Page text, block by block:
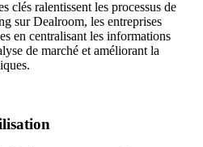
clés ralentissent les processus de
sur Dealroom, les entreprises
en centralisant les informations
de marché et améliorant la